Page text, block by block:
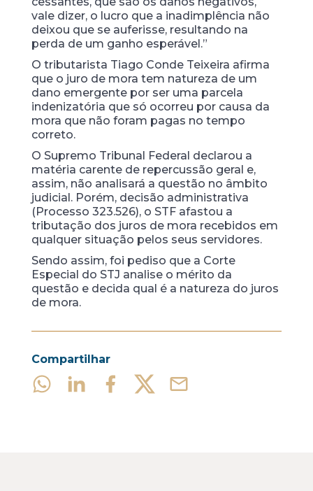
vale dizer, o lucro que a inadimplência não
deixou que se auferisse, resultando na
perda de um ganho esperável.”
O tributarista Tiago Conde Teixeira afirma
que o juro de mora tem natureza de um
dano emergente por ser uma parcela
indenizatória que só ocorreu por causa da
mora que não foram pagas no tempo
correto.
O Supremo Tribunal Federal declarou a
matéria carente de repercussão geral e,
assim, não analisará a questão no âmbito
judicial. Porém, decisão administrativa
(Processo 323.526), o STF afastou a
tributação dos juros de mora recebidos em
qualquer situação pelos seus servidores.
Sendo assim, foi pediso que a Corte
Especial do STJ analise o mérito da
questão e decida qual é a natureza do juros
de mora.
Compartilhar